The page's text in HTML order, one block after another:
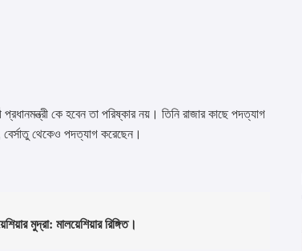
প্রধানমন্ত্রী কে হবেন তা পরিষ্কার নয়। তিনি রাজার কাছে পদত্যাগ
বের্সাতু থেকেও পদত্যাগ করেছেন।
মুদ্রা: মালয়েশিয়ার রিঙ্গিত।